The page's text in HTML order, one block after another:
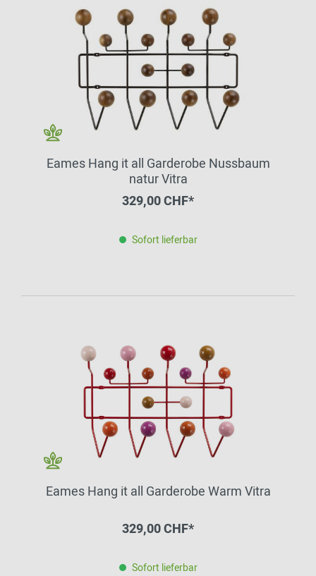
Eames Hang it all Garderobe Nussbaum
natur Vitra
329,00 CHF*
Sofort lieferbar
Eames Hang it all Garderobe Warm Vitra
329,00 CHF*
Sofort lieferbar